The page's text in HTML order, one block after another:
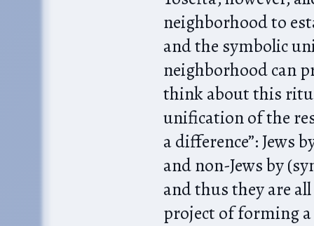
neighborhood to
and the symbolic
neighborhood can
think about this
unification of the
a difference”: Jews
and non-Jews by
and thus they are
project of forming